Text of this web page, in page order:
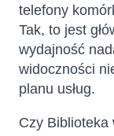
telefony
Tak, to jest
wydajność
widoczności
planu usług.
Czy Biblioteka